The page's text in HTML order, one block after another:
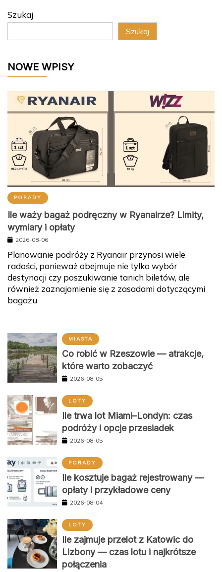
Szukaj
Szukaj
NOWE WPISY
PORADY
Ile waży bagaż podręczny w Ryanairze? Limity,
wymiary i opłaty
2026-08-06
Planowanie podróży z Ryanair przynosi wiele
radości, ponieważ obejmuje nie tylko wybór
destynacji czy poszukiwanie tanich biletów, ale
również zaznajomienie się z zasadami dotyczącymi
bagażu
MIASTA
Co robić w Rzeszowie — atrakcje,
które warto zobaczyć
2026-08-05
LOTY
Ile trwa lot Miami–Londyn: czas
podróży i opcje przesiadek
2026-08-05
PORADY
Ile kosztuje bagaż rejestrowany —
opłaty i przykładowe ceny
2026-08-04
LOTY
Ile zajmuje przelot z Katowic do
Lizbony — czas lotu i najkrótsze
połączenia